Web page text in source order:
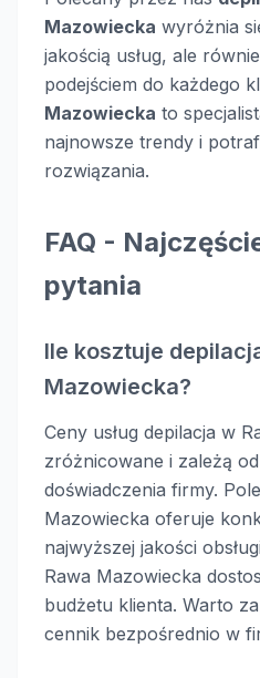
Mazowiecka wyróżnia
jakością usług, ale
podejściem do każdego
Mazowiecka to
najnowsze trendy i
rozwiązania.
FAQ -
pytania
Ile kosztuje
Mazowiecka?
Ceny usług depilacja w
zróżnicowane i zależą
doświadczenia firmy.
Mazowiecka oferuje
najwyższej jakości
Rawa Mazowiecka
budżetu klienta. Warto
cennik bezpośrednio w